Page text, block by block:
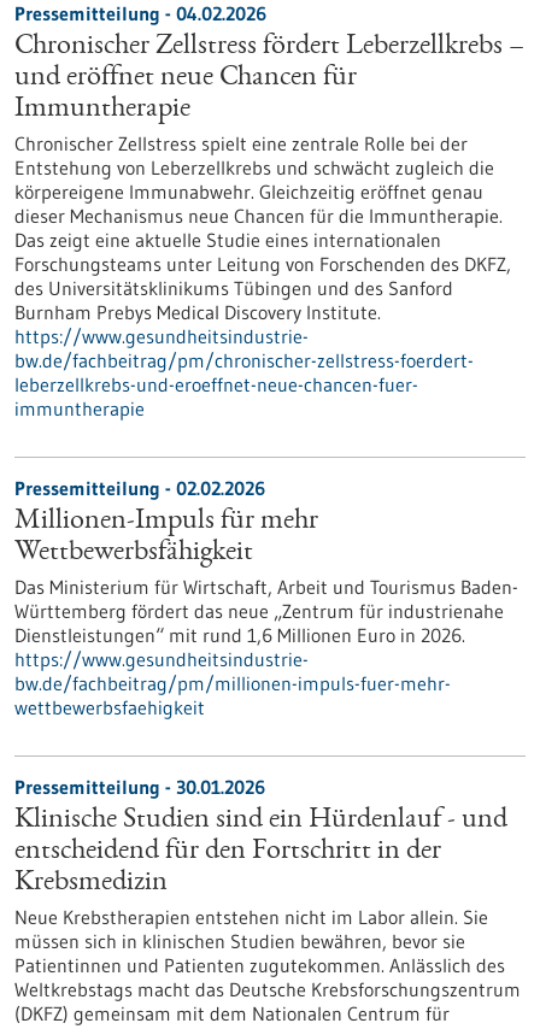
Pressemitteilung - 04.02.2026
Chronischer Zellstress fördert Leberzellkrebs –
und eröffnet neue Chancen für
Immuntherapie
Chronischer Zellstress spielt eine zentrale Rolle bei der
Entstehung von Leberzellkrebs und schwächt zugleich die
körpereigene Immunabwehr. Gleichzeitig eröffnet genau
dieser Mechanismus neue Chancen für die Immuntherapie.
Das zeigt eine aktuelle Studie eines internationalen
Forschungsteams unter Leitung von Forschenden des DKFZ,
des Universitätsklinikums Tübingen und des Sanford
Burnham Prebys Medical Discovery Institute.
https://www.gesundheitsindustrie-
bw.de/fachbeitrag/pm/chronischer-zellstress-foerdert-
leberzellkrebs-und-eroeffnet-neue-chancen-fuer-
immuntherapie
Pressemitteilung - 02.02.2026
Millionen-Impuls für mehr
Wettbewerbsfähigkeit
Das Ministerium für Wirtschaft, Arbeit und Tourismus Baden-
Württemberg fördert das neue „Zentrum für industrienahe
Dienstleistungen“ mit rund 1,6 Millionen Euro in 2026.
https://www.gesundheitsindustrie-
bw.de/fachbeitrag/pm/millionen-impuls-fuer-mehr-
wettbewerbsfaehigkeit
Pressemitteilung - 30.01.2026
Klinische Studien sind ein Hürdenlauf - und
entscheidend für den Fortschritt in der
Krebsmedizin
Neue Krebstherapien entstehen nicht im Labor allein. Sie
müssen sich in klinischen Studien bewähren, bevor sie
Patientinnen und Patienten zugutekommen. Anlässlich des
Weltkrebstags macht das Deutsche Krebsforschungszentrum
(DKFZ) gemeinsam mit dem Nationalen Centrum für